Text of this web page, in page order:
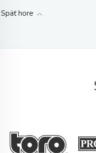
Späť hore